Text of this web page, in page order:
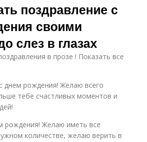
поздравление с
своими
слез в глазах
в прозе ! Показать все
днем рождения! Желаю всего
тебе счастливых моментов и
рождения! Желаю иметь все
количестве, желаю верить в